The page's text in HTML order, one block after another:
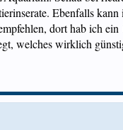
Ebenfalls
dort hab ich
welches wirklich